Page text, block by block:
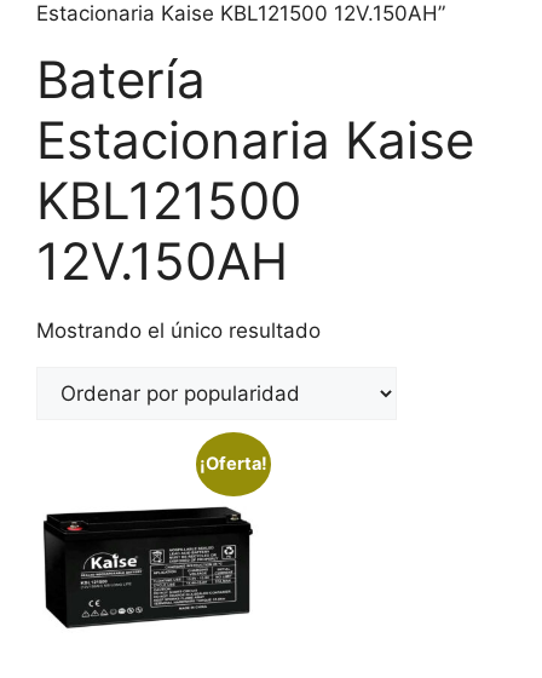
Estacionaria Kaise KBL121500 12V.150AH”
Batería
Estacionaria Kaise
KBL121500
12V.150AH
Mostrando el único resultado
¡Oferta!